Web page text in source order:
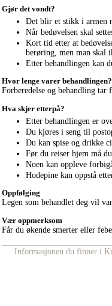
Gjør det vondt?
Det blir et stikk i armen
Når bedøvelsen skal
Kort tid etter at
berøring, men man skal
Etter behandlingen kan
Hvor lenge varer behandlingen?
Forberedelse og behandling tar
Hva skjer etterpå?
Etter behandlingen er
Du kjøres i seng til
Du kan spise og drikke
Før du reiser hjem må
Noen kan oppleve
Hodepine kan oppstå
Oppfølging
Legen som behandlet deg vil
Vær oppmerksom
Får du økende smerter eller
Informasjonen du finner i